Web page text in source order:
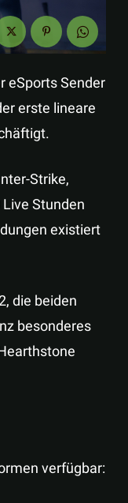
eSports Sender
erste lineare
Strike,
Stunden
existiert
die beiden
besonderes
verfügbar: